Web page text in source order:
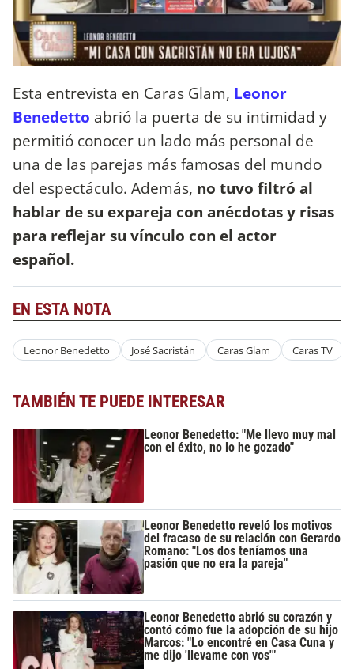
Esta entrevista en Caras Glam, Leonor
Benedetto abrió la puerta de su intimidad y
permitió conocer un lado más personal de
una de las parejas más famosas del mundo
del espectáculo. Además, no tuvo filtró al
hablar de su expareja con anécdotas y risas
para reflejar su vínculo con el actor
español.
EN ESTA NOTA
Leonor Benedetto José Sacristán Caras Glam Caras TV
TAMBIÉN TE PUEDE INTERESAR
Leonor Benedetto: "Me llevo muy mal
con el éxito, no lo he gozado"
Leonor Benedetto reveló los motivos
del fracaso de su relación con Gerardo
Romano: "Los dos teníamos una
pasión que no era la pareja"
Leonor Benedetto abrió su corazón y
contó cómo fue la adopción de su hijo
Marcos: "Lo encontré en Casa Cuna y
me dijo 'llevame con vos'"